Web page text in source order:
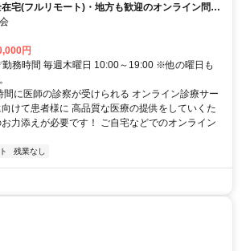
宅(フルリモート)・地方も歓迎のオンライン問診
円
勤務時間 毎週木曜日 10:00～19:00 ※他の曜日も
間に医師の診察が受けられる オンライン診療サー
けて患者様に 高品質な医療の提供をしていくた
力添えが必要です！ ご自宅などでのオンライン
残業なし